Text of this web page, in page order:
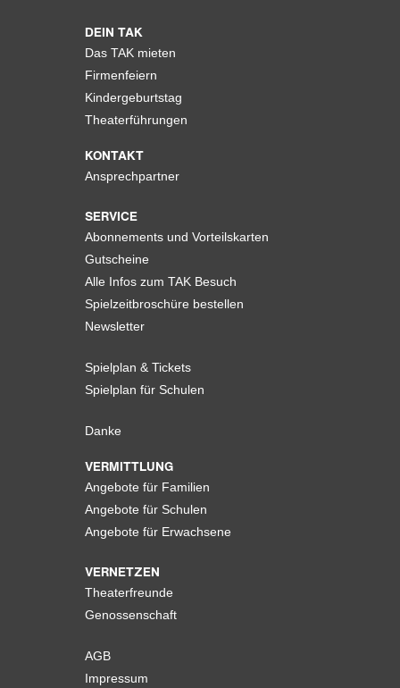
DEIN TAK
Das TAK mieten
Firmenfeiern
Kindergeburtstag
Theaterführungen
KONTAKT
Ansprechpartner
SERVICE
Abonnements und Vorteilskarten
Gutscheine
Alle Infos zum TAK Besuch
Spielzeitbroschüre bestellen
Newsletter
Spielplan & Tickets
Spielplan für Schulen
Danke
VERMITTLUNG
Angebote für Familien
Angebote für Schulen
Angebote für Erwachsene
VERNETZEN
Theaterfreunde
Genossenschaft
AGB
Impressum